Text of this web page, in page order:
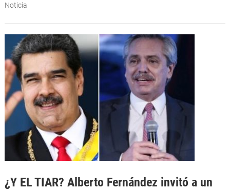
Noticia
¿Y EL TIAR? Alberto Fernández invitó a un